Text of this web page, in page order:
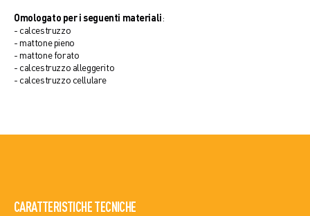
Omologato per i seguenti materiali:
- calcestruzzo
- mattone pieno
- mattone forato
- calcestruzzo alleggerito
- calcestruzzo cellulare
CARATTERISTICHE TECNICHE